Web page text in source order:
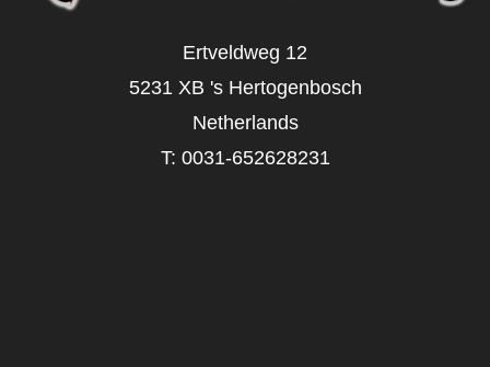
Ertveldweg 12
5231 XB 's Hertogenbosch
Netherlands
T: 0031-652628231